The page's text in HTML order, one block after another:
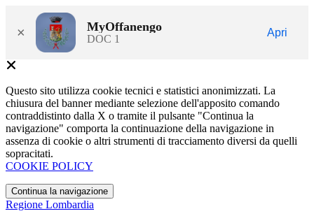
× MyOffanengo
DOC 1
Apri
Questo sito utilizza cookie tecnici e statistici anonimizzati. La
chiusura del banner mediante selezione dell'apposito comando
contraddistinto dalla X o tramite il pulsante "Continua la
navigazione" comporta la continuazione della navigazione in
assenza di cookie o altri strumenti di tracciamento diversi da quelli
sopracitati.
COOKIE POLICY
Continua la navigazione
Regione Lombardia